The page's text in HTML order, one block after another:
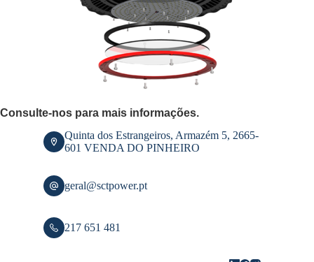
Consulte-nos para mais informações.
Quinta dos Estrangeiros, Armazém 5, 2665-
601 VENDA DO PINHEIRO
geral@sctpower.pt
217 651 481